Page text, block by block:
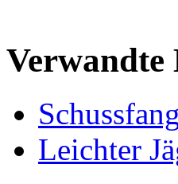
Verwandte
Schussfang
Leichter